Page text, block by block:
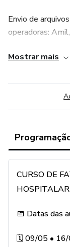
Envio de
operadoras:
15/08/26, 29/
horário de 09h
visto em aula e
Ao confirmar sua
confirmação e
estarão no email.
Mostrar mais
CURSO DE
HOSPITALAR
📅 Datas das
🗓 09/05 • 16/